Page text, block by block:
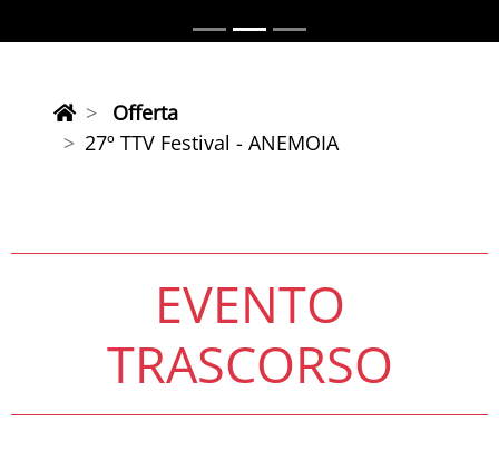
Offerta
27º TTV Festival - ANEMOIA
EVENTO
TRASCORSO